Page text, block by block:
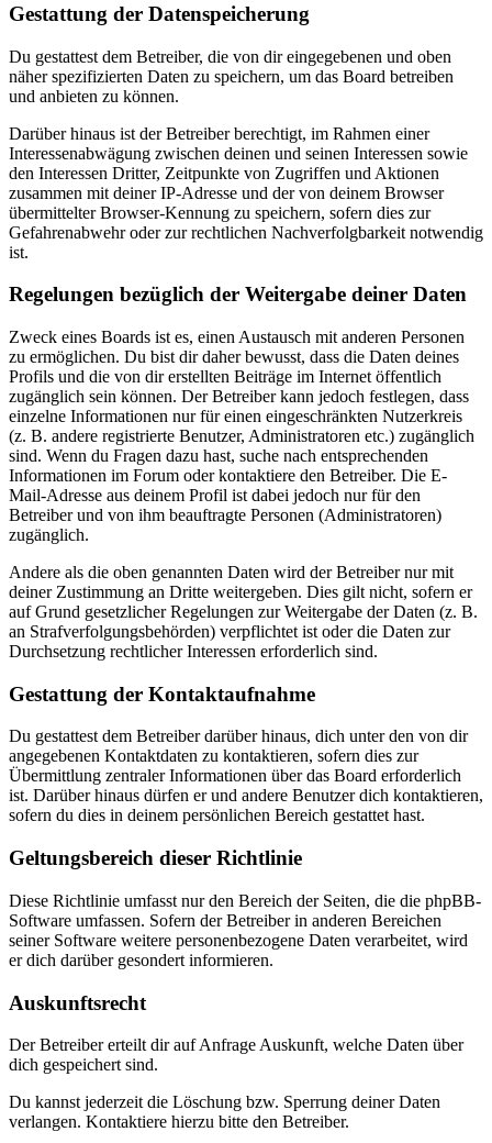
Gestattung der Datenspeicherung
Du gestattest dem Betreiber, die von dir eingegebenen und oben
näher spezifizierten Daten zu speichern, um das Board betreiben
und anbieten zu können.
Darüber hinaus ist der Betreiber berechtigt, im Rahmen einer
Interessenabwägung zwischen deinen und seinen Interessen sowie
den Interessen Dritter, Zeitpunkte von Zugriffen und Aktionen
zusammen mit deiner IP-Adresse und der von deinem Browser
übermittelter Browser-Kennung zu speichern, sofern dies zur
Gefahrenabwehr oder zur rechtlichen Nachverfolgbarkeit notwendig
ist.
Regelungen bezüglich der Weitergabe deiner Daten
Zweck eines Boards ist es, einen Austausch mit anderen Personen
zu ermöglichen. Du bist dir daher bewusst, dass die Daten deines
Profils und die von dir erstellten Beiträge im Internet öffentlich
zugänglich sein können. Der Betreiber kann jedoch festlegen, dass
einzelne Informationen nur für einen eingeschränkten Nutzerkreis
(z. B. andere registrierte Benutzer, Administratoren etc.) zugänglich
sind. Wenn du Fragen dazu hast, suche nach entsprechenden
Informationen im Forum oder kontaktiere den Betreiber. Die E-
Mail-Adresse aus deinem Profil ist dabei jedoch nur für den
Betreiber und von ihm beauftragte Personen (Administratoren)
zugänglich.
Andere als die oben genannten Daten wird der Betreiber nur mit
deiner Zustimmung an Dritte weitergeben. Dies gilt nicht, sofern er
auf Grund gesetzlicher Regelungen zur Weitergabe der Daten (z. B.
an Strafverfolgungsbehörden) verpflichtet ist oder die Daten zur
Durchsetzung rechtlicher Interessen erforderlich sind.
Gestattung der Kontaktaufnahme
Du gestattest dem Betreiber darüber hinaus, dich unter den von dir
angegebenen Kontaktdaten zu kontaktieren, sofern dies zur
Übermittlung zentraler Informationen über das Board erforderlich
ist. Darüber hinaus dürfen er und andere Benutzer dich kontaktieren,
sofern du dies in deinem persönlichen Bereich gestattet hast.
Geltungsbereich dieser Richtlinie
Diese Richtlinie umfasst nur den Bereich der Seiten, die die phpBB-
Software umfassen. Sofern der Betreiber in anderen Bereichen
seiner Software weitere personenbezogene Daten verarbeitet, wird
er dich darüber gesondert informieren.
Auskunftsrecht
Der Betreiber erteilt dir auf Anfrage Auskunft, welche Daten über
dich gespeichert sind.
Du kannst jederzeit die Löschung bzw. Sperrung deiner Daten
verlangen. Kontaktiere hierzu bitte den Betreiber.